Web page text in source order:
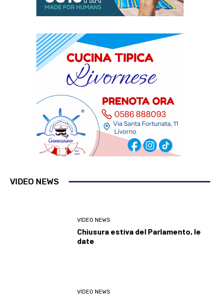
VIDEO NEWS
VIDEO NEWS
Chiusura estiva del Parlamento, le
date
VIDEO NEWS